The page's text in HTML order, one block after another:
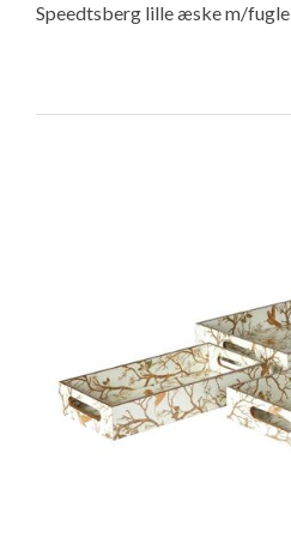
Speedtsberg lille æske m/fugle